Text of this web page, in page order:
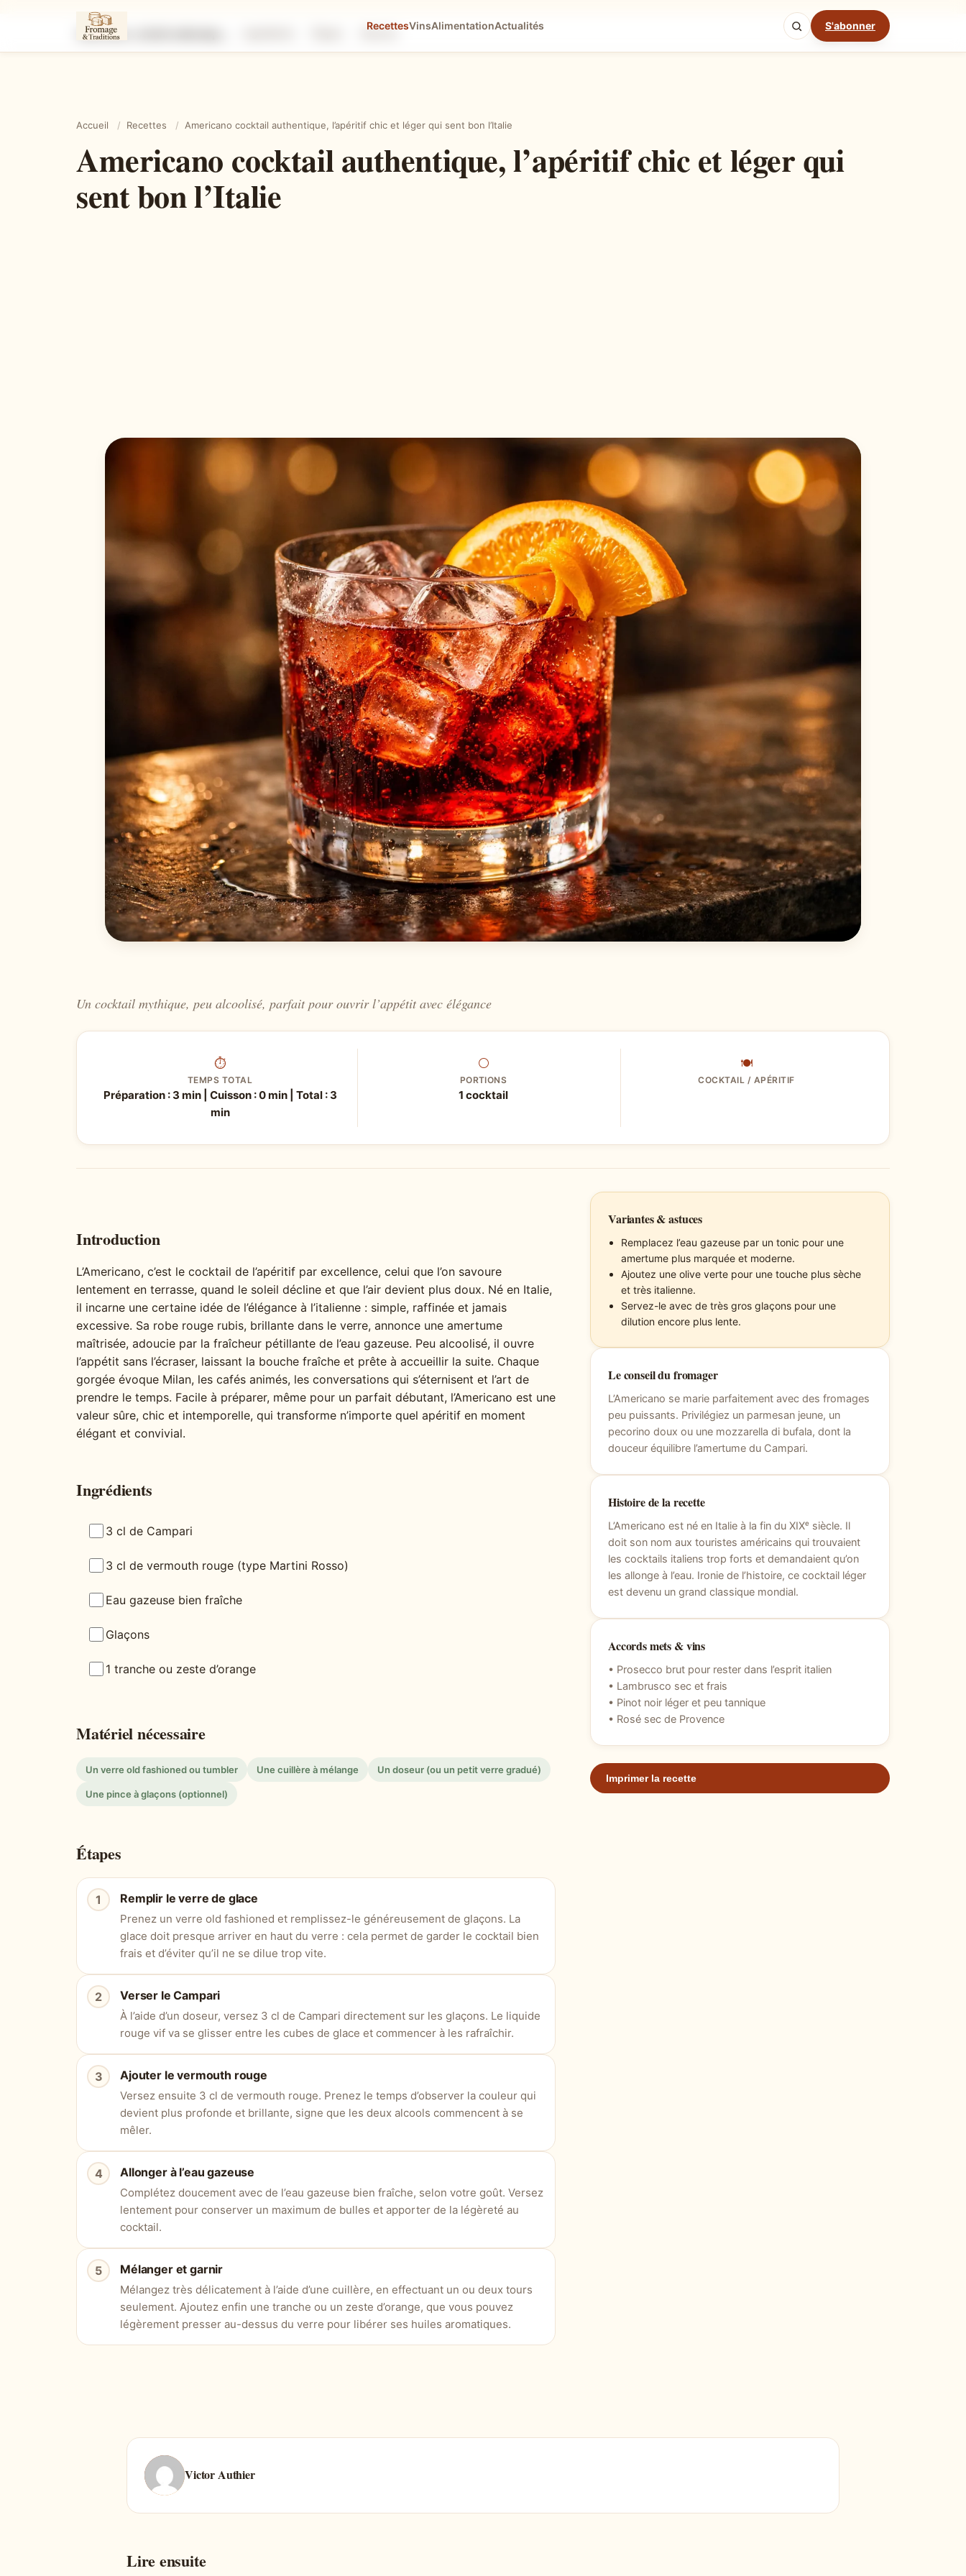
RecettesVinsAlimentationActualités S'abonner
Astuces Mode cuisine
Accueil / Recettes / Americano cocktail authentique, l’apéritif chic et léger qui sent bon l’Italie
Americano cocktail authentique, l’apéritif chic et léger qui
sent bon l’Italie
Un cocktail mythique, peu alcoolisé, parfait pour ouvrir l’appétit avec élégance
⏱
TEMPS TOTAL
Préparation : 3 min | Cuisson : 0 min | Total : 3
min
⚪
PORTIONS
1 cocktail
🍽
COCKTAIL / APÉRITIF
Introduction
L’Americano, c’est le cocktail de l’apéritif par excellence, celui que l’on savoure
lentement en terrasse, quand le soleil décline et que l’air devient plus doux. Né en Italie,
il incarne une certaine idée de l’élégance à l’italienne : simple, raffinée et jamais
excessive. Sa robe rouge rubis, brillante dans le verre, annonce une amertume
maîtrisée, adoucie par la fraîcheur pétillante de l’eau gazeuse. Peu alcoolisé, il ouvre
l’appétit sans l’écraser, laissant la bouche fraîche et prête à accueillir la suite. Chaque
gorgée évoque Milan, les cafés animés, les conversations qui s’éternisent et l’art de
prendre le temps. Facile à préparer, même pour un parfait débutant, l’Americano est une
valeur sûre, chic et intemporelle, qui transforme n’importe quel apéritif en moment
élégant et convivial.
Ingrédients
3 cl de Campari
3 cl de vermouth rouge (type Martini Rosso)
Eau gazeuse bien fraîche
Glaçons
1 tranche ou zeste d’orange
Matériel nécessaire
Un verre old fashioned ou tumbler Une cuillère à mélange Un doseur (ou un petit verre gradué)
Une pince à glaçons (optionnel)
Étapes
Remplir le verre de glace
Prenez un verre old fashioned et remplissez-le généreusement de glaçons. La
glace doit presque arriver en haut du verre : cela permet de garder le cocktail bien
frais et d’éviter qu’il ne se dilue trop vite.
Verser le Campari
À l’aide d’un doseur, versez 3 cl de Campari directement sur les glaçons. Le liquide
rouge vif va se glisser entre les cubes de glace et commencer à les rafraîchir.
Ajouter le vermouth rouge
Versez ensuite 3 cl de vermouth rouge. Prenez le temps d’observer la couleur qui
devient plus profonde et brillante, signe que les deux alcools commencent à se
mêler.
Allonger à l’eau gazeuse
Complétez doucement avec de l’eau gazeuse bien fraîche, selon votre goût. Versez
lentement pour conserver un maximum de bulles et apporter de la légèreté au
cocktail.
Mélanger et garnir
Mélangez très délicatement à l’aide d’une cuillère, en effectuant un ou deux tours
seulement. Ajoutez enfin une tranche ou un zeste d’orange, que vous pouvez
légèrement presser au-dessus du verre pour libérer ses huiles aromatiques.
Variantes & astuces
Remplacez l’eau gazeuse par un tonic pour une
amertume plus marquée et moderne.
Ajoutez une olive verte pour une touche plus sèche
et très italienne.
Servez-le avec de très gros glaçons pour une
dilution encore plus lente.
Le conseil du fromager
L’Americano se marie parfaitement avec des fromages
peu puissants. Privilégiez un parmesan jeune, un
pecorino doux ou une mozzarella di bufala, dont la
douceur équilibre l’amertume du Campari.
Histoire de la recette
L’Americano est né en Italie à la fin du XIXᵉ siècle. Il
doit son nom aux touristes américains qui trouvaient
les cocktails italiens trop forts et demandaient qu’on
les allonge à l’eau. Ironie de l’histoire, ce cocktail léger
est devenu un grand classique mondial.
Accords mets & vins
• Prosecco brut pour rester dans l’esprit italien
• Lambrusco sec et frais
• Pinot noir léger et peu tannique
• Rosé sec de Provence
Imprimer la recette
Victor Authier
Lire ensuite